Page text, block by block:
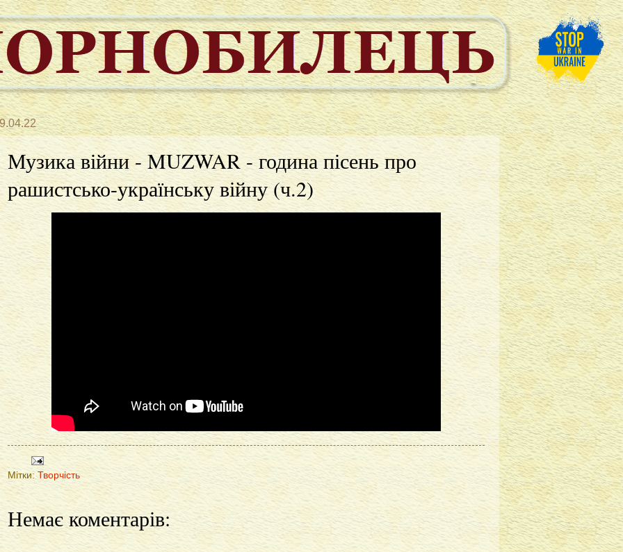
Музика війни - MUZWAR - година пісень про
рашистсько-українську війну (ч.2)
Мітки: Творчість
Немає коментарів: